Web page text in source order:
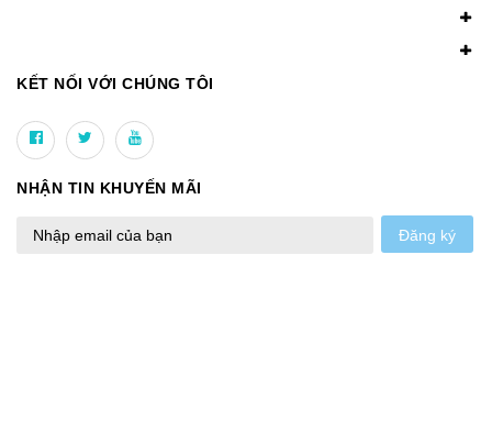
KẾT NỐI VỚI CHÚNG TÔI
NHẬN TIN KHUYẾN MÃI
Đăng ký